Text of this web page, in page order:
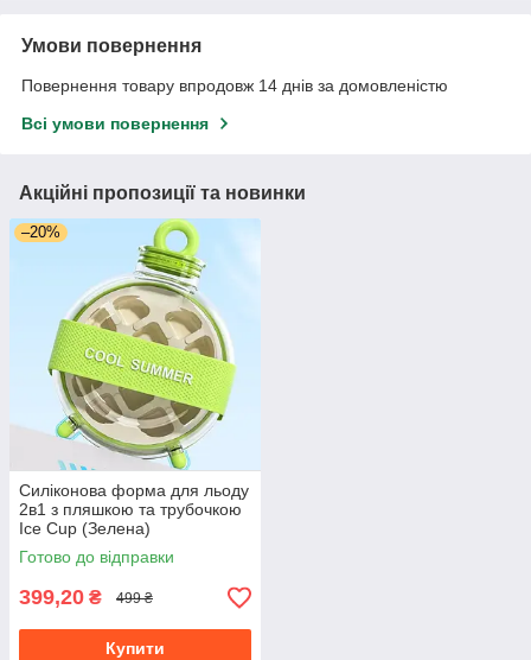
Умови повернення
Повернення товару впродовж 14 днів за домовленістю
Всі умови повернення
Акційні пропозиції та новинки
–20%
Силіконова форма для льоду
2в1 з пляшкою та трубочкою
Ice Cup (Зелена)
Готово до відправки
399,20 ₴ 499 ₴
Купити